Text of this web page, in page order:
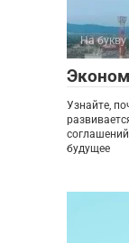
На букву
Узнайте,
будущее